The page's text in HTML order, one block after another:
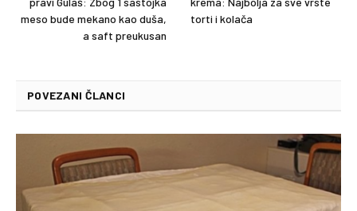
meso bude mekano kao duša,
a saft preukusan
torti i kolača
POVEZANI ČLANCI